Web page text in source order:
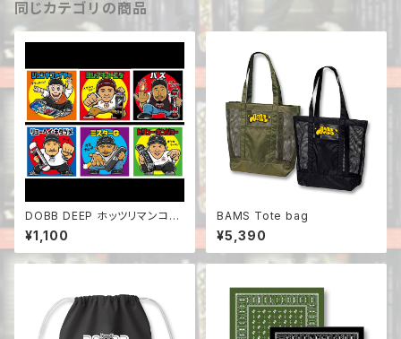
同じカテゴリの商品
DOBB DEEP ホッツリマンコン
プリートセット
¥1,100
BAMS Tote bag
¥5,390